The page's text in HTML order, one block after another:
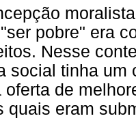
pobre" era
Nesse
social tinha um
oferta de
quais eram